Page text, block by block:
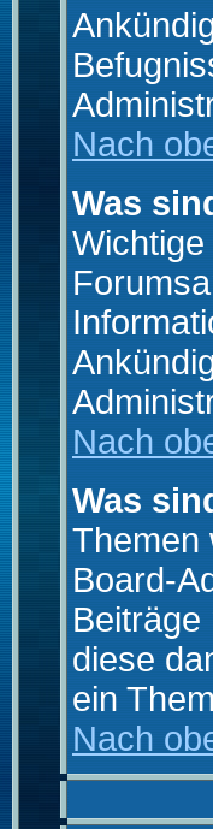
Nach
Was
Nach
Was
Themen
Board-
diese
ein
Nach